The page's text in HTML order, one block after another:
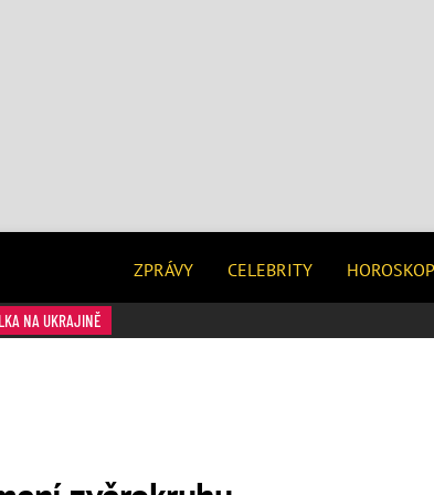
ZPRÁVY CELEBRITY HOROSKOP
NA UKRAJINĚ